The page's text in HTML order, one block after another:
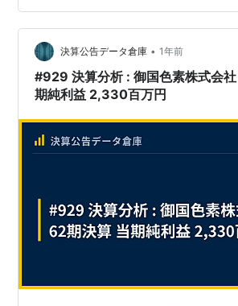
ズムと今後の展望を探ります。
ロジェクトサービス決算 決算ハイ…
決算公告データ倉庫 • 1年前
#929 決算分析 : 御国色素株式会
期純利益 2,330百万円